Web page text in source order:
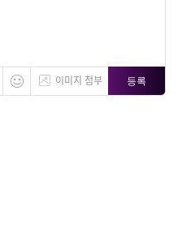
이미지 첨부 등록